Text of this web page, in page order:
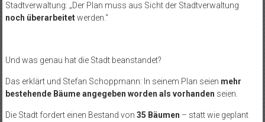
Stadtverwaltung: „Der Plan muss aus Sicht der Stadtverwaltung
noch überarbeitetwerden.“
Und was genau hat die Stadt beanstandet?
Das erklärt und Stefan Schoppmann: In seinem Plan seien mehr
bestehende Bäume angegeben worden als vorhanden seien.
Die Stadt fordert einen Bestand von 35 Bäumen – statt wie geplant